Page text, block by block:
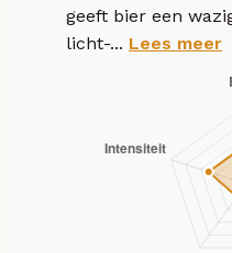
geeft bier een
licht-... Lees meer